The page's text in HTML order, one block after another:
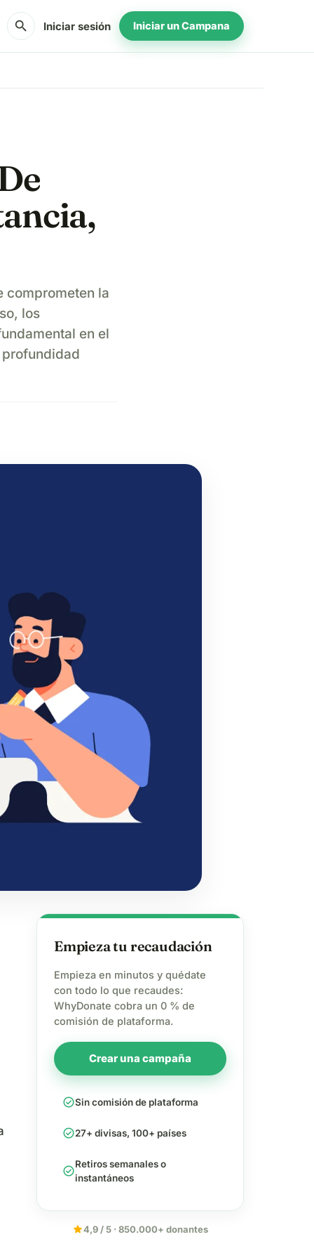
search Iniciar sesión Iniciar un Campana
comprometen la
los
en el
Empieza tu recaudación
Empieza en minutos y quédate
con todo lo que recaudes:
WhyDonate cobra un 0 % de
comisión de plataforma.
Crear una campaña
check_circleSin comisión de plataforma
check_circle27+ divisas, 100+ países
check_circleRetiros semanales o
instantáneos
star4,9 / 5 · 850.000+ donantes